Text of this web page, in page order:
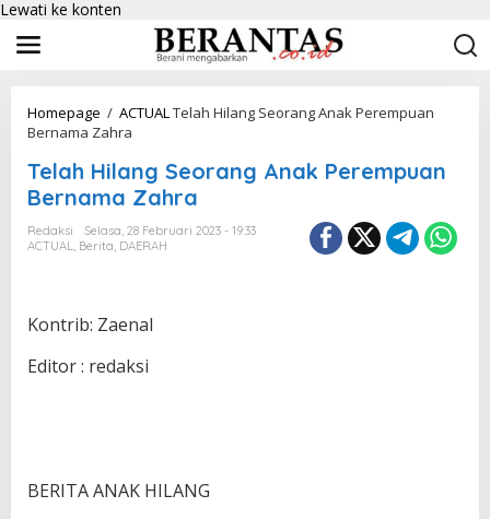
Lewati ke konten
Homepage / ACTUALTelah Hilang Seorang Anak Perempuan
Bernama Zahra
Telah Hilang Seorang Anak Perempuan
Bernama Zahra
Redaksi
Selasa, 28 Februari 2023 - 19:33
ACTUAL, Berita, DAERAH
Kontrib: Zaenal
Editor : redaksi
BERITA ANAK HILANG